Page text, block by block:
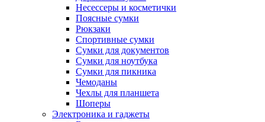
Несессеры и косметички
Поясные сумки
Рюкзаки
Спортивные сумки
Сумки для документов
Сумки для ноутбука
Сумки для пикника
Чемоданы
Чехлы для планшета
Шоперы
Электроника и гаджеты